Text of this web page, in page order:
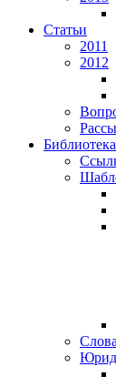
Статьи
2011
2012
Библиотека